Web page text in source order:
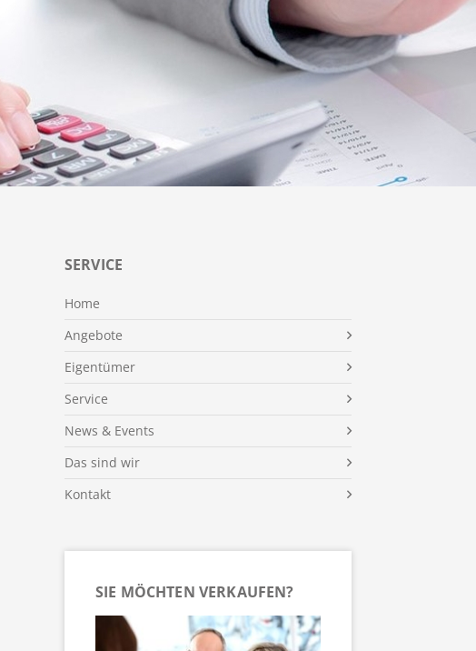
SERVICE
Home
Angebote
Eigentümer
Service
News & Events
Das sind wir
Kontakt
SIE MÖCHTEN VERKAUFEN?